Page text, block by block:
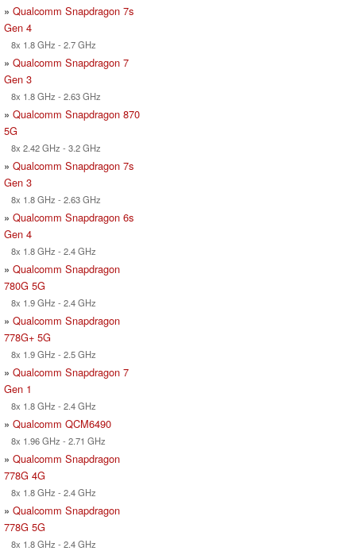
» Qualcomm Snapdragon 7s
Gen 4
8x 1.8 GHz - 2.7 GHz
» Qualcomm Snapdragon 7
Gen 3
8x 1.8 GHz - 2.63 GHz
» Qualcomm Snapdragon 870
5G
8x 2.42 GHz - 3.2 GHz
» Qualcomm Snapdragon 7s
Gen 3
8x 1.8 GHz - 2.63 GHz
» Qualcomm Snapdragon 6s
Gen 4
8x 1.8 GHz - 2.4 GHz
» Qualcomm Snapdragon
780G 5G
8x 1.9 GHz - 2.4 GHz
» Qualcomm Snapdragon
778G+ 5G
8x 1.9 GHz - 2.5 GHz
» Qualcomm Snapdragon 7
Gen 1
8x 1.8 GHz - 2.4 GHz
» Qualcomm QCM6490
8x 1.96 GHz - 2.71 GHz
» Qualcomm Snapdragon
778G 4G
8x 1.8 GHz - 2.4 GHz
» Qualcomm Snapdragon
778G 5G
8x 1.8 GHz - 2.4 GHz